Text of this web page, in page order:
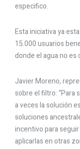
especifico.
Esta iniciativa ya
15.000 usuarios
donde el agua no es
Javier Moreno,
sobre el filtro: “Para
a veces la solución
soluciones
incentivo para
aplicarlas en otras